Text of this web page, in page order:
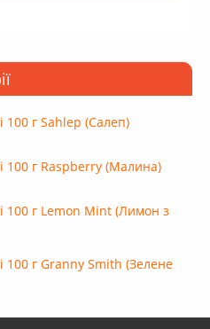
г Sahlep (Салеп)
г Raspberry (Малина)
г Lemon Mint (Лимон з
г Granny Smith (Зелене